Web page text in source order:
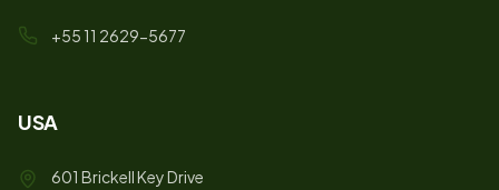
+55 11 2629-5677
USA
601 Brickell Key Drive